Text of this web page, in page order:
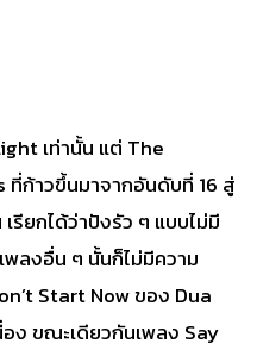
เท่านั้น แต่ The
ก้าวขึ้นมาจากอันดับที่ 16 สู่
รียกได้ว่าปังรัว ๆ แบบไม่มี
ลงอื่น ๆ นั้นก็ไม่มีความ
Start Now ของ Dua
ง ขณะเดียวกันเพลง Say